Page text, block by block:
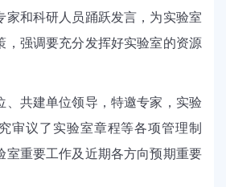
家和科研人员踊跃发言，为实验室
，强调要充分发挥好实验室的资源
、共建单位领导，特邀专家，实验
审议了实验室章程等各项管理制
室重要工作及近期各方向预期重要